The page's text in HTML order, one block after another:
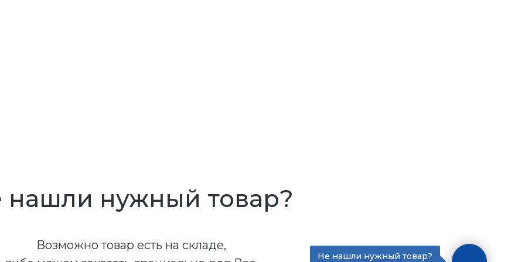
Не нашли нужный товар?
нашли нужный товар?
Возможно товар есть на складе,